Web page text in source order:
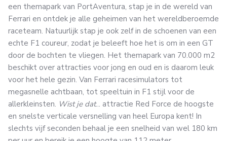
een themapark van PortAventura, stap je in de wereld van
Ferrari en ontdek je alle geheimen van het wereldberoemde
raceteam. Natuurlijk stap je ook zelf in de schoenen van een
echte F1 coureur, zodat je beleeft hoe het is om in een GT
door de bochten te vliegen. Het themapark van 70.000 m2
beschikt over attracties voor jong en oud en is daarom leuk
voor het hele gezin. Van Ferrari racesimulators tot
megasnelle achtbaan, tot speeltuin in F1 stijl voor de
allerkleinsten. Wist je dat... attractie Red Force de hoogste
en snelste verticale versnelling van heel Europa kent! In
slechts vijf seconden behaal je een snelheid van wel 180 km